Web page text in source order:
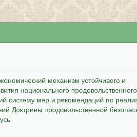
механизм устойчивого и
национального продовольственного
систему мер и рекомендаций по
Доктрины продовольственной